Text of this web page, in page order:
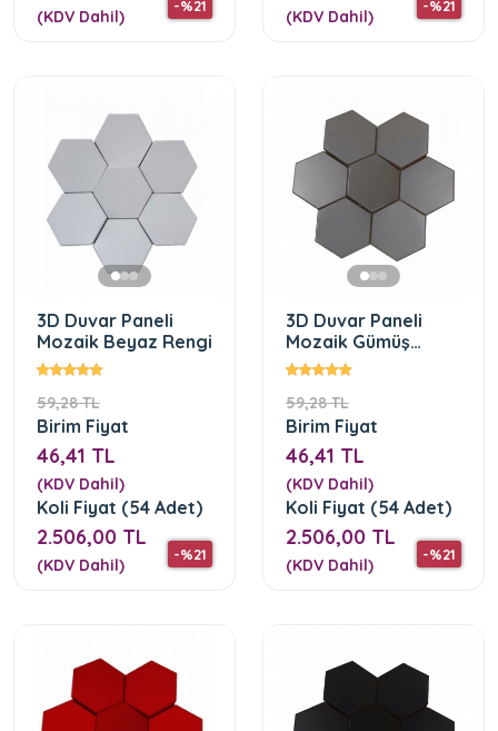
-%21
(KDV Dahil)
-%21
(KDV Dahil)
3D Duvar Paneli
Mozaik Beyaz Rengi
59,28 TL
-%21
Birim Fiyat
46,41 TL
(KDV Dahil)
Koli Fiyat (54 Adet)
2.506,00 TL
(KDV Dahil)
3D Duvar Paneli
Mozaik Gümüş
Rengi
59,28 TL
-%21
Birim Fiyat
46,41 TL
(KDV Dahil)
Koli Fiyat (54 Adet)
2.506,00 TL
(KDV Dahil)